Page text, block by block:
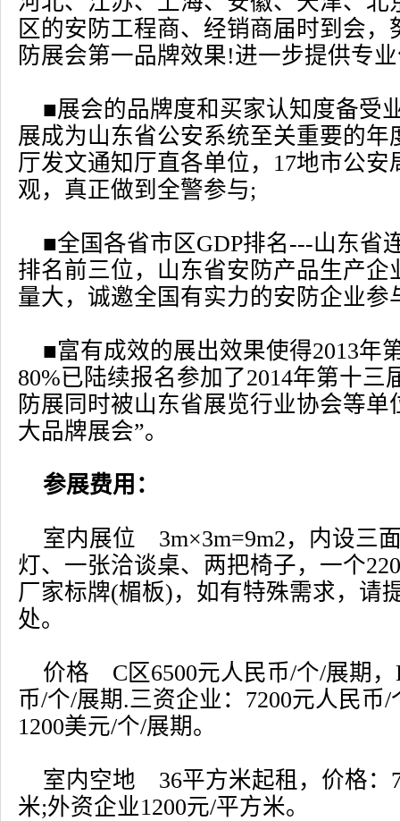
区的安防工程商、经销商届时到会，
防展会第一品牌效果!进一步提供专
■展会的品牌度和买家认知度备受
展成为山东省公安系统至关重要的年
厅发文通知厅直各单位，17地市公安
观，真正做到全警参与;
■全国各省市区GDP排名---山东省
排名前三位，山东省安防产品生产企
量大，诚邀全国有实力的安防企业参
■富有成效的展出效果使得2013年
80%已陆续报名参加了2014年第十三
防展同时被山东省展览行业协会等单
大品牌展会”。
参展费用：
室内展位 3m×3m=9m2，内设三
灯、一张洽谈桌、两把椅子，一个
厂家标牌(楣板)，如有特殊需求，请
处。
价格 C区6500元人民币/个/展期，
币/个/展期.三资企业：7200元人民币
1200美元/个/展期。
室内空地 36平方米起租，价格：
米;外资企业1200元/平方米。